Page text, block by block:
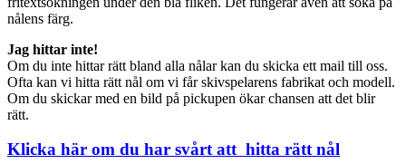
nålens färg.
Jag hittar inte!
Om du inte hittar rätt bland alla nålar kan du skicka ett mail till oss.
Ofta kan vi hitta rätt nål om vi får skivspelarens fabrikat och modell.
Om du skickar med en bild på pickupen ökar chansen att det blir
rätt.
Klicka här om du har svårt att hitta rätt nål